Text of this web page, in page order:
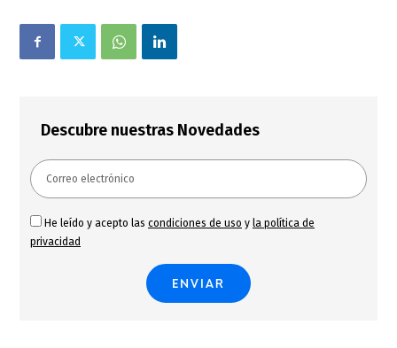
Descubre nuestras Novedades
He leído y acepto las condiciones de uso y la política de
privacidad